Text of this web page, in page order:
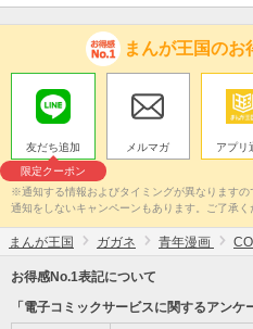
まんが王国のお
友だち追加
限定クーポン
メルマガ アプリ
※通知する情報およびタイミングが異なります
通知をしないキャンペーンもあります。ご了承く
まんが王国 ガガネ 青年漫画
お得感No.1表記について
「電子コミックサービスに関するアンケ